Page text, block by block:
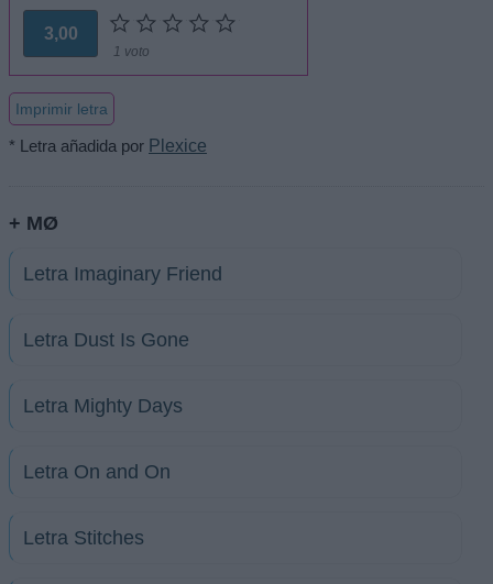
3,00
1 voto
Imprimir letra
* Letra añadida por Plexice
+ MØ
Letra Imaginary Friend
Letra Dust Is Gone
Letra Mighty Days
Letra On and On
Letra Stitches